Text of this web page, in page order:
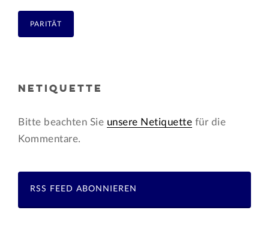
PARITÄT
NETIQUETTE
Bitte beachten Sie unsere Netiquette für die
Kommentare.
RSS FEED ABONNIEREN